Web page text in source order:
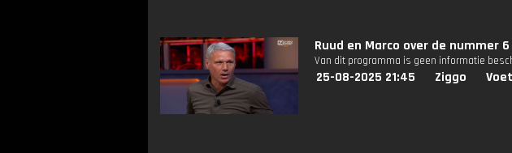
Ruud en Marco over de nummer 6
Van dit programma is geen informatie
25-08-2025 21:45 Ziggo